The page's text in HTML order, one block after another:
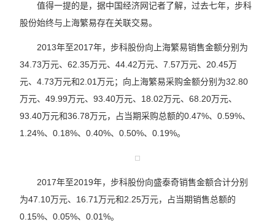
值得一提的是，据中国经济网记者了解，过去七年，步科
股份始终与上海繁易存在关联交易。
2013年至2017年，步科股份向上海繁易销售金额分别为
34.73万元、62.35万元、44.42万元、7.57万元、20.45万
元、4.73万元和2.01万元；向上海繁易采购金额分别为32.80
万元、49.99万元、93.40万元、18.02万元、68.20万元、
93.40万元和36.78万元，占当期采购总额的0.47%、0.59%、
1.24%、0.18%、0.40%、0.50%、0.19%。
2017年至2019年，步科股份向盛泰奇销售金额合计分别
为47.10万元、16.71万元和2.25万元，占当期销售总额的
0.15%、0.05%、0.01%。